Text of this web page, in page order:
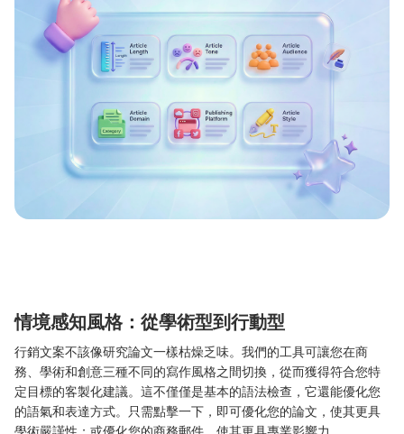
情境感知風格：從學術型到行動型
行銷文案不該像研究論文一樣枯燥乏味。我們的工具可讓您在商
務、學術和創意三種不同的寫作風格之間切換，從而獲得符合您特
定目標的客製化建議。這不僅僅是基本的語法檢查，它還能優化您
的語氣和表達方式。只需點擊一下，即可優化您的論文，使其更具